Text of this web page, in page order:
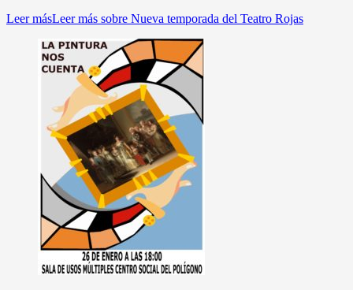
Leer másLeer más sobre Nueva temporada del Teatro Rojas